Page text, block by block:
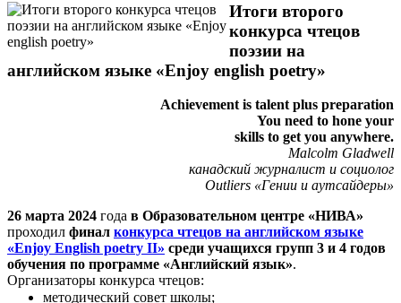
Итоги второго
конкурса чтецов
поэзии на
английском языке «Enjoy english poetry»
Achievement is talent plus preparation
You need to hone your
skills to get you anywhere.
Malcolm Gladwell
канадский журналист и социолог
Outliers «Гении и аутсайдеры»
26 марта 2024 года в Образовательном центре «НИВА»
проходил финал конкурса чтецов на английском языке
«Enjoy English poetry II» среди учащихся групп 3 и 4 годов
обучения по программе «Английский язык».
Организаторы конкурса чтецов:
методический совет школы;